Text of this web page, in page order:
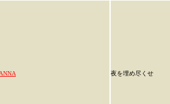
夜を埋め尽くせ